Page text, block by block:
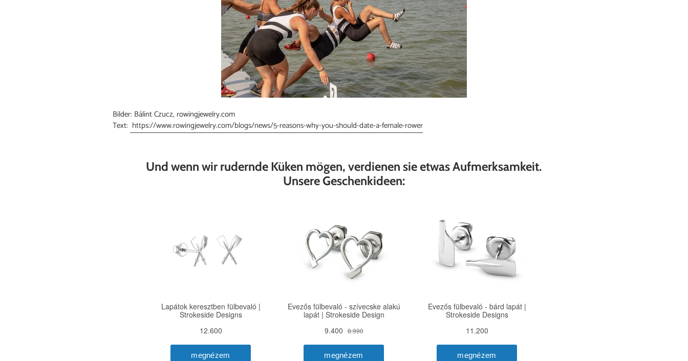
Bilder: Bálint Czucz, rowingjewelry.com
Text: https://www.rowingjewelry.com/blogs/news/5-reasons-why-you-should-date-a-female-rower
Und wenn wir rudernde Küken mögen, verdienen sie etwas Aufmerksamkeit.
Unsere Geschenkideen: